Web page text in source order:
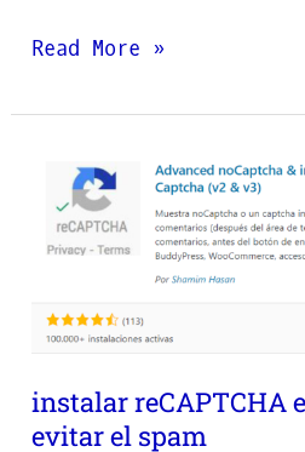
Read More »
instalar reCAPTCHA
evitar el spam
instalar
reCAPTCHA
wordpress
evitar
spam